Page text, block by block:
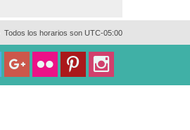
Todos los horarios son UTC-05:00